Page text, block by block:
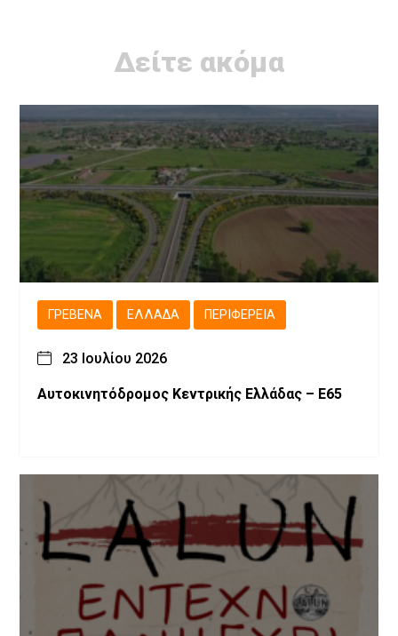
Δείτε ακόμα
ΓΡΕΒΕΝΆ ΕΛΛΆΔΑ ΠΕΡΙΦΈΡΕΙΑ
23 Ιουλίου 2026
Αυτοκινητόδρομος Κεντρικής Ελλάδας – Ε65